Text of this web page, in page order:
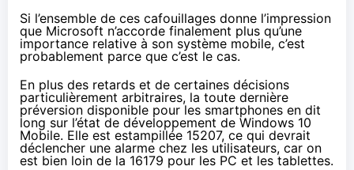
Si l’ensemble de ces cafouillages donne l’impression
que Microsoft n’accorde finalement plus qu’une
importance relative à son système mobile, c’est
probablement parce que c’est le cas.
En plus des retards et de certaines décisions
particulièrement arbitraires, la toute dernière
préversion disponible pour les smartphones en dit
long sur l’état de développement de Windows 10
Mobile. Elle est estampillée 15207, ce qui devrait
déclencher une alarme chez les utilisateurs, car on
est bien loin de la 16179 pour les PC et les tablettes.